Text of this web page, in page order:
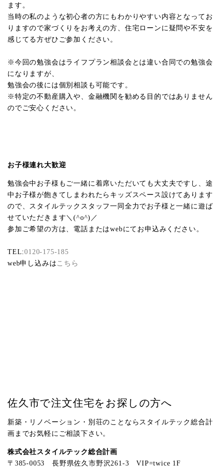
ます。
当時の私のような初心者の方にもわかりやすい内容となってお
りますので家づくりをお考えの方、住宅ローンに疑問や不安を
感じてる方ぜひご参加ください。
※今回の勉強会はライフプラン相談会とは違い合同での勉強会
になりますが、
勉強会の後には個別相談も可能です。
※特定の不動産購入や、金融機関を勧める目的ではありません
のでご安心ください。
お子様連れ大歓迎
勉強会中お子様もご一緒に着席いただいても大丈夫ですし、途
中お子様が飽きてしまわれたらキッズスペース設けてあります
ので、スタイルテックスタッフ一同全力でお子様と一緒に遊ば
せていただきます＼(^o^)／
参加ご希望の方は、電話またはwebにてお申込みください。
TEL:0120-175-185
web申し込みは こちら
佐久市で注文住宅をお探しの方へ
新築・リノベーション・別荘のことならスタイルテック総合計
画までお気軽にご相談下さい。
株式会社スタイルテック総合計画
〒385-0053 長野県佐久市野沢261-3 VIP=twice 1F